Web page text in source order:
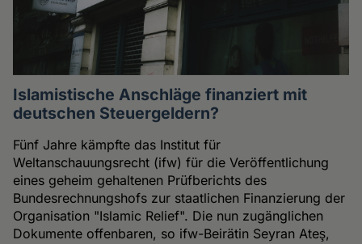
Islamistische Anschläge finanziert mit
deutschen Steuergeldern?
Fünf Jahre kämpfte das Institut für
Weltanschauungsrecht (ifw) für die Veröffentlichung
eines geheim gehaltenen Prüfberichts des
Bundesrechnungshofs zur staatlichen Finanzierung der
Organisation "Islamic Relief". Die nun zugänglichen
Dokumente offenbaren, so ifw-Beirätin Seyran Ateş,